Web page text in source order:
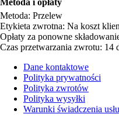
Metoda: Przelew
Etykieta zwrotna: Na koszt
Opłaty za ponowne
Czas przetwarzania zwrotu: 14
Dane kontaktowe
Polityka prywatności
Polityka zwrotów
Polityka wysyłki
Warunki świadczenia